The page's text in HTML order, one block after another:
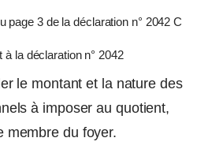
page 3 de la déclaration n° 2042 C
à la déclaration n° 2042
le montant et la nature des
à imposer au quotient,
membre du foyer.